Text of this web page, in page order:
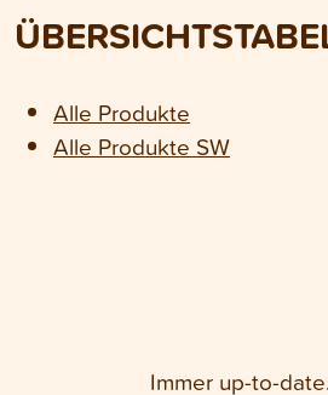
Alle Produkte
Alle Produkte SW
Immer up-to-date.